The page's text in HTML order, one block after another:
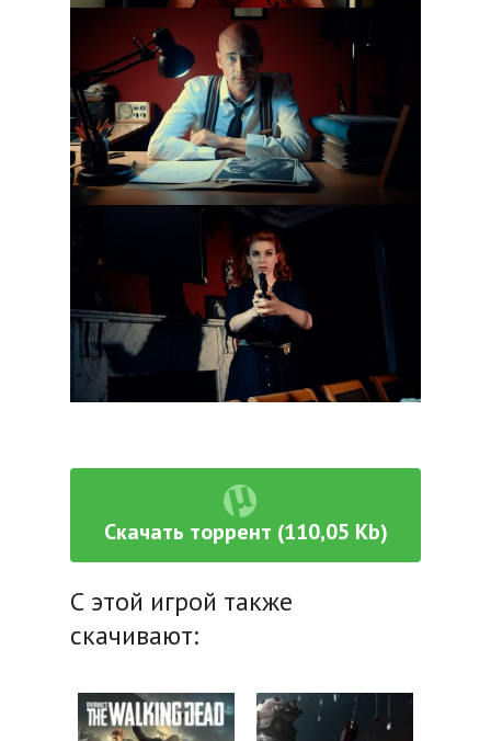
Скачать торрент (110,05 Kb)
С этой игрой также
скачивают: